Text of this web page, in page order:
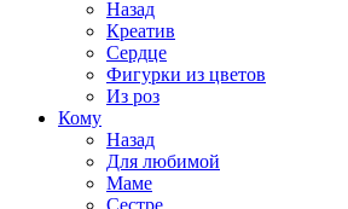
Назад
Креатив
Сердце
Фигурки из цветов
Из роз
Кому
Назад
Для любимой
Маме
Сестре